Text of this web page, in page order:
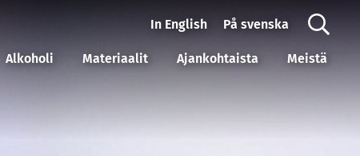
Alkoholi Materiaalit Ajankohtaista Meistä
In English På svenska